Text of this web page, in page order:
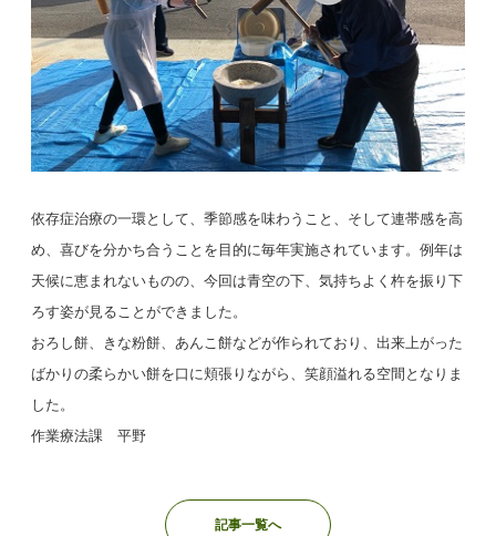
依存症治療の一環として、季節感を味わうこと、そして連帯感を高
め、喜びを分かち合うことを目的に毎年実施されています。例年は
天候に恵まれないものの、今回は青空の下、気持ちよく杵を振り下
ろす姿が見ることができました。
おろし餅、きな粉餅、あんこ餅などが作られており、出来上がった
ばかりの柔らかい餅を口に頬張りながら、笑顔溢れる空間となりま
した。
作業療法課 平野
記事一覧へ